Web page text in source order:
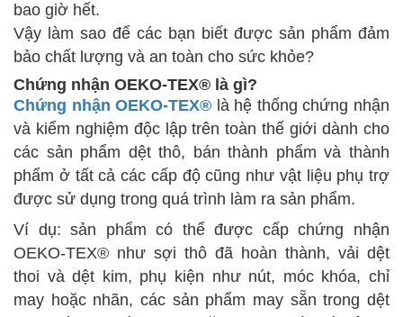
bao giờ hết.
Vậy làm sao để các bạn biết được sản phẩm đảm
bảo chất lượng và an toàn cho sức khỏe?
Chứng nhận OEKO-TEX® là gì?
Chứng nhận OEKO-TEX® là hệ thống chứng nhận
và kiểm nghiệm độc lập trên toàn thế giới dành cho
các sản phẩm dệt thô, bán thành phẩm và thành
phẩm ở tất cả các cấp độ cũng như vật liệu phụ trợ
được sử dụng trong quá trình làm ra sản phẩm.
Ví dụ: sản phẩm có thể được cấp chứng nhận
OEKO-TEX® như sợi thô đã hoàn thành, vải dệt
thoi và dệt kim, phụ kiện như nút, móc khóa, chỉ
may hoặc nhãn, các sản phẩm may sẵn trong dệt